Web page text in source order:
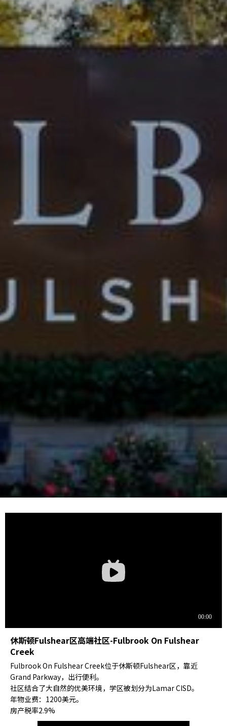
休斯顿Fulshear区高端社区-Fulbrook On Fulshear
Creek
Fulbrook On Fulshear Creek位于休斯顿Fulshear区，靠近
Grand Parkway，出行便利。
社区结合了大自然的优美环境，学区被划分为Lamar CISD。
年物业费：1200美元。
房产税率2.9%